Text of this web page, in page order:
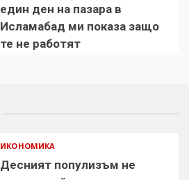
един ден на пазара в
Исламабад ми показа защо
те не работят
ИКОНОМИКА
Десният популизъм не